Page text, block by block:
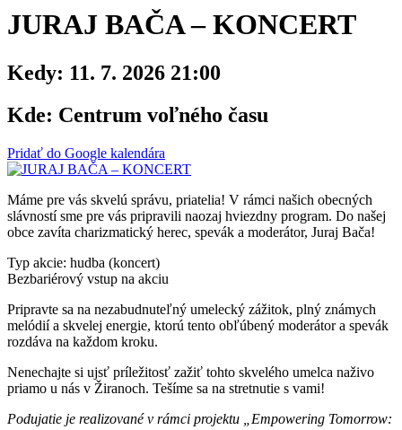
JURAJ BAČA – KONCERT
Kedy: 11. 7. 2026 21:00
Kde: Centrum voľného času
Pridať do Google kalendára
Máme pre vás skvelú správu, priatelia! V rámci našich obecných
slávností sme pre vás pripravili naozaj hviezdny program. Do našej
obce zavíta charizmatický herec, spevák a moderátor, Juraj Bača!
Typ akcie: hudba (koncert)
Bezbariérový vstup na akciu
Pripravte sa na nezabudnuteľný umelecký zážitok, plný známych
melódií a skvelej energie, ktorú tento obľúbený moderátor a spevák
rozdáva na každom kroku.
Nenechajte si ujsť príležitosť zažiť tohto skvelého umelca naživo
priamo u nás v Žiranoch. Tešíme sa na stretnutie s vami!
Podujatie je realizované v rámci projektu „Empowering Tomorrow: